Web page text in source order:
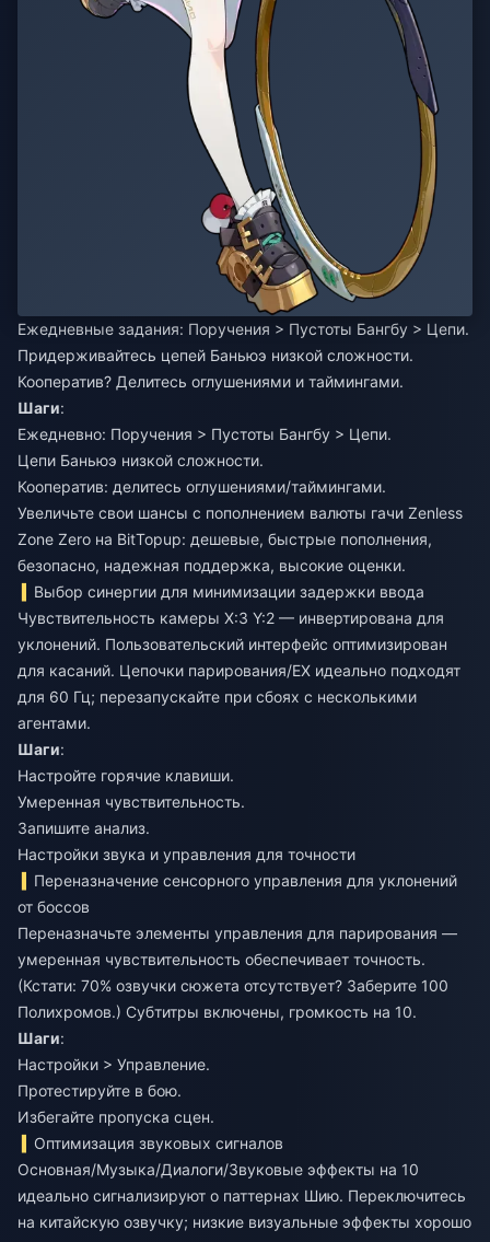
Ежедневные задания: Поручения > Пустоты Бангбу > Цепи.
Придерживайтесь цепей Баньюэ низкой сложности.
Кооператив? Делитесь оглушениями и таймингами.
Шаги:
Ежедневно: Поручения > Пустоты Бангбу > Цепи.
Цепи Баньюэ низкой сложности.
Кооператив: делитесь оглушениями/таймингами.
Увеличьте свои шансы с пополнением валюты гачи Zenless
Zone Zero на BitTopup: дешевые, быстрые пополнения,
безопасно, надежная поддержка, высокие оценки.
Выбор синергии для минимизации задержки ввода
Чувствительность камеры X:3 Y:2 — инвертирована для
уклонений. Пользовательский интерфейс оптимизирован
для касаний. Цепочки парирования/EX идеально подходят
для 60 Гц; перезапускайте при сбоях с несколькими
агентами.
Шаги:
Настройте горячие клавиши.
Умеренная чувствительность.
Запишите анализ.
Настройки звука и управления для точности
Переназначение сенсорного управления для уклонений
от боссов
Переназначьте элементы управления для парирования —
умеренная чувствительность обеспечивает точность.
(Кстати: 70% озвучки сюжета отсутствует? Заберите 100
Полихромов.) Субтитры включены, громкость на 10.
Шаги:
Настройки > Управление.
Протестируйте в бою.
Избегайте пропуска сцен.
Оптимизация звуковых сигналов
Основная/Музыка/Диалоги/Звуковые эффекты на 10
идеально сигнализируют о паттернах Шию. Переключитесь
на китайскую озвучку; низкие визуальные эффекты хорошо